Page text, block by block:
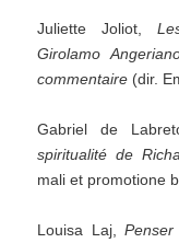
Juliette Joliot,
Girolamo
commentaire (dir.
Gabriel de
spiritualité de
mali et promotione
Louisa Laj,